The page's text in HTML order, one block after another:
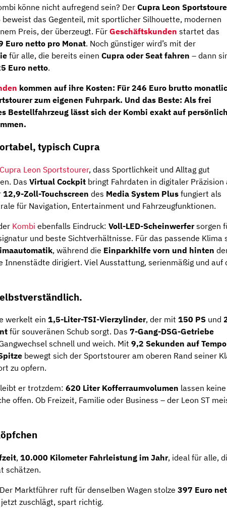
könne nicht aufregend sein? Der Cupra Leon
beweist das Gegenteil, mit sportlicher Silhouette, modernen
Preis, der überzeugt. FürGeschäftskunden startet das
Euro netto pro Monat. Noch günstiger wird’s mit der
für alle, die bereits einen Cupra oder Seat fahren – dann
Euro netto.
kommen auf ihre Kosten: Für246 Euro brutto
zum eigenen Fuhrpark. Und das Beste: Als frei
Bestellfahrzeug lässt sich der Kombi exakt auf
typisch Cupra
Cupra Leon Sportstourer, dass Sportlichkeit und Alltag gut
Das Virtual Cockpit bringt Fahrdaten in digitaler Präzision
12,9-Zoll-Touchscreen des Media System Plus fungiert als
für Navigation, Entertainment und Fahrzeugfunktionen.
Kombi ebenfalls Eindruck: Voll-LED-Scheinwerfersorgen
und beste Sichtverhältnisse. Für das passende Klima
, während die Einparkhilfe vorn und hinten
Innenstädte dirigiert. Viel Ausstattung, serienmäßig und auf
werkelt ein 1,5-Liter-TSI-Vierzylinder, der mit 150 PS und
für souveränen Schub sorgt. Das 7-Gang-DSG-Getriebe
schnell und weich. Mit 9,2 Sekunden auf
bewegt sich der Sportstourer am oberen Rand seiner
zu opfern.
er trotzdem: 620 Liter Kofferraumvolumen lassen keine
offen. Ob Freizeit, Familie oder Business – der Leon ST
, 10.000 Kilometer Fahrleistung im Jahr, ideal für alle,
schätzen.
Marktführer ruft für denselben Wagen stolze 397 Euro
zuschlägt, spart richtig.